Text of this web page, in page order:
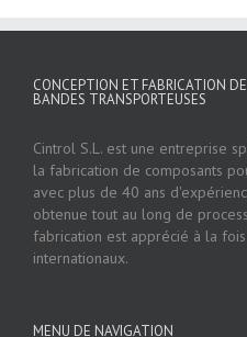
CONCEPTION ET FABRICATION
BANDES TRANSPORTEUSES
Cintrol S.L. est une entreprise
la fabrication de composants
avec plus de 40 ans
obtenue tout au long de
fabrication est apprécié à la
internationaux.
MENU DE NAVIGATION